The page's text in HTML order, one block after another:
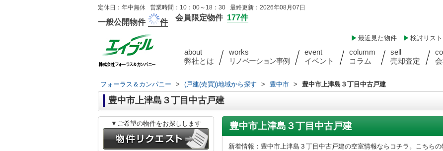
定休日：年中無休 営業時間：10：00～18：30 最終更新：2026年08月07日
一般公開物件 件
会員限定物件 177件
検討リスト
最近見た物件
about
弊社とは
works
リノベーション事例
event
イベント
columm
コラム
sell
売却査定
フォーラス＆カンパニー > (戸建(売買))地域から探す > 豊中市 > 豊中市上津島３丁目中古戸建
豊中市上津島３丁目中古戸建
豊中市上津島３丁目中古戸建
新着情報：豊中市上津島３丁目中古戸建の空室情報ならコチラ。こちら
▼ご希望の物件をお探しします